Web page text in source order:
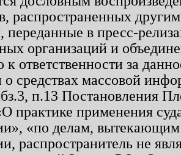
распространенных
переданные в пресс-
организаций и
к ответственности за
средствах массовой
п.13 Постановления
практике применения
«по делам, вытекающим
распространитель не